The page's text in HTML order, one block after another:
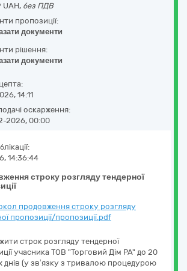
UAH, без ПДВ
пропозиції:
документи
рішення:
документи
14:11
оскарження:
2026, 00:00
строку розгляду тендерної
14:36:44
продовження строку розгляду
пропозиції/пропозиції.pdf
строк розгляду тендерної
учасника ТОВ "Торговий Дім РА" до 20
днів (у зв’язку з тривалою процедурою